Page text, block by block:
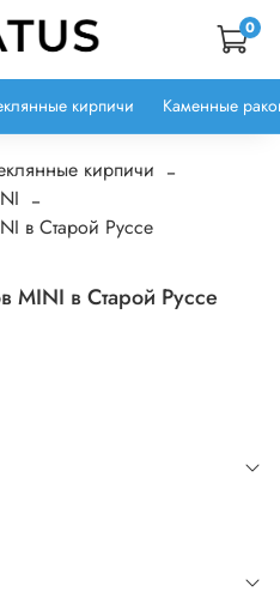
0
кирпичи Каменные
кирпичи
в Старой Руссе
MINI в Старой Руссе